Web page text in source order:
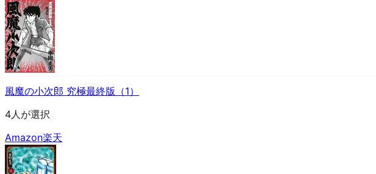
風魔の小次郎 究極最終版（1）
4人が選択
Amazon楽天